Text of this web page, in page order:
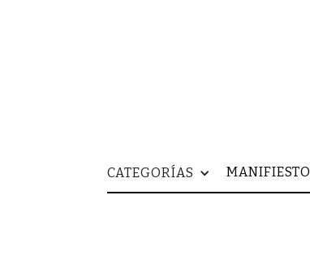
CATEGORÍAS MANIFIESTO